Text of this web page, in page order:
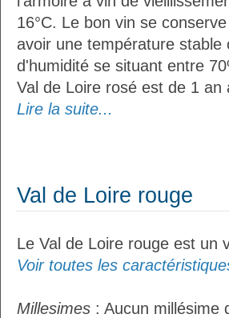
16°C. Le bon vin se
avoir une température stable
d'humidité se situant entre
Val de Loire rosé est de 1 an
Lire la suite...
Val de Loire rouge
Le Val de Loire rouge est un
Voir toutes les
Millesimes : Aucun millésime